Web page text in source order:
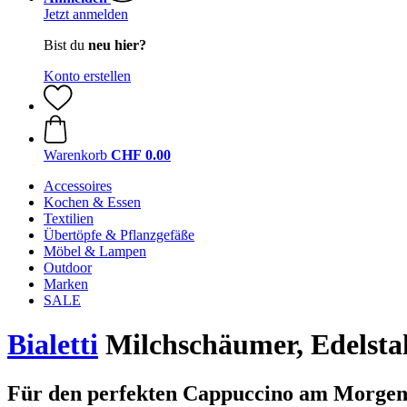
Jetzt anmelden
Bist du neu hier?
Konto erstellen
Warenkorb CHF 0.00
Accessoires
Kochen & Essen
Textilien
Übertöpfe & Pflanzgefäße
Möbel & Lampen
Outdoor
Marken
SALE
Bialetti Milchschäumer,
Für den perfekten Cappuccino am